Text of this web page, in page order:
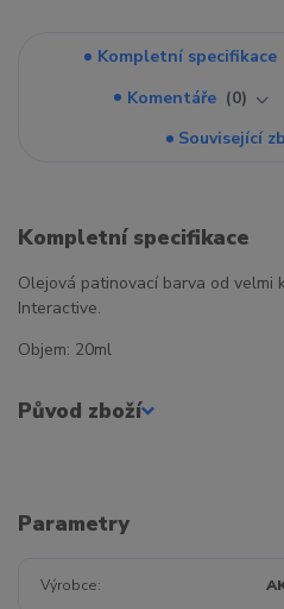
Kompletní specifikace
Komentáře
0
Související
Kompletní specifikace
Olejová patinovací barva od velmi
Interactive.
Objem: 20ml
Původ zboží
Parametry
Výrobce